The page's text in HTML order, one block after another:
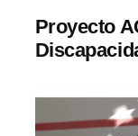
Proyecto